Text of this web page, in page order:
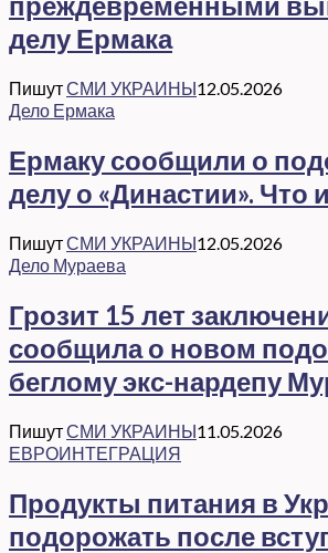
делу Ермака
ПишутСМИ УКРАИНЫ12.05.2026
Дело Ермака
Ермаку сообщили о
делу о «Династии». Что
ПишутСМИ УКРАИНЫ12.05.2026
Дело Мураева
Грозит 15 лет
сообщила о новом
беглому экс-нардепу
ПишутСМИ УКРАИНЫ11.05.2026
ЕВРОИНТЕГРАЦИЯ
Продукты питания в
подорожать после